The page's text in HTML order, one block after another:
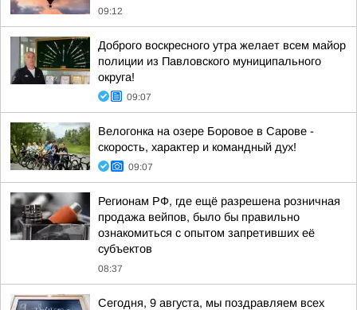
09:12
Доброго воскресного утра желает всем майор
полиции из Павловского муниципального
округа!
09:07
Велогонка на озере Боровое в Сарове -
скорость, характер и командный дух!
09:07
Регионам РФ, где ещё разрешена розничная
продажа вейпов, было бы правильно
ознакомиться с опытом запретивших её
субъектов
08:37
Сегодня, 9 августа, мы поздравляем всех